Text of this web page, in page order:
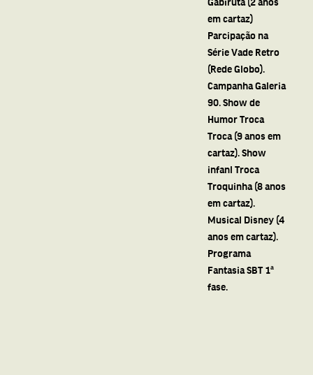
em cartaz)
Parcipação na
Série Vade Retro
(Rede Globo).
Campanha Galeria
90. Show de
Humor Troca
Troca (9 anos em
cartaz). Show
infanl Troca
Troquinha (8 anos
em cartaz).
Musical Disney (4
anos em cartaz).
Programa
Fantasia SBT 1ª
fase.